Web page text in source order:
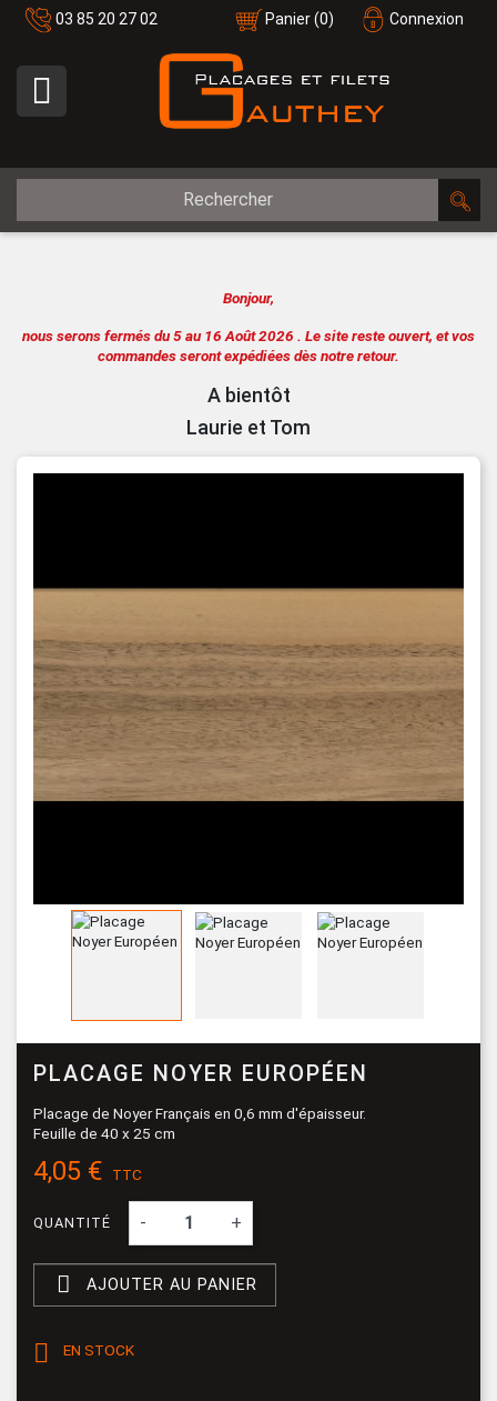
03 85 20 27 02 Connexion
Panier(0)

Bonjour,
nous serons fermés du 5 au 16 Août 2026 . Le site reste ouvert, et vos
commandes seront expédiées dès notre retour.
A bientôt
Laurie et Tom
PLACAGE NOYER EUROPÉEN
Placage de Noyer Français en 0,6 mm d'épaisseur.
Feuille de 40 x 25 cm
4,05 € TTC
QUANTITÉ - +
 AJOUTER AU PANIER
 EN STOCK